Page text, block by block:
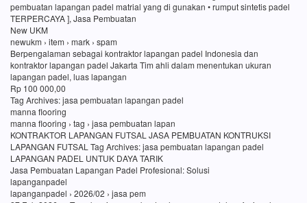
pembuatan lapangan padel matrial yang di gunakan • rumput sintetis padel
TERPERCAYA ], Jasa Pembuatan
New UKM
newukm › item › mark › spam
Berpengalaman sebagai kontraktor lapangan padel Indonesia dan
kontraktor lapangan padel Jakarta Tim ahli dalam menentukan ukuran
lapangan padel, luas lapangan
Rp 100 000,00
Tag Archives: jasa pembuatan lapangan padel
manna flooring
manna flooring › tag › jasa pembuatan lapan
KONTRAKTOR LAPANGAN FUTSAL JASA PEMBUATAN KONTRUKSI
LAPANGAN FUTSAL Tag Archives: jasa pembuatan lapangan padel
LAPANGAN PADEL UNTUK DAYA TARIK
Jasa Pembuatan Lapangan Padel Profesional: Solusi
lapanganpadel
lapanganpadel › 2026/02 › jasa pem